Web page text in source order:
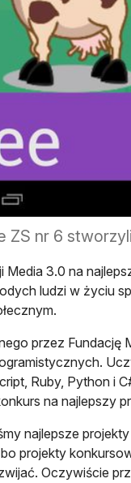
ZS nr 6
Media 3.0 na
ludzi w życiu
przez Fundację
Ruby, Python i
na najlepszy
najlepsze
projekty
Oczywiście